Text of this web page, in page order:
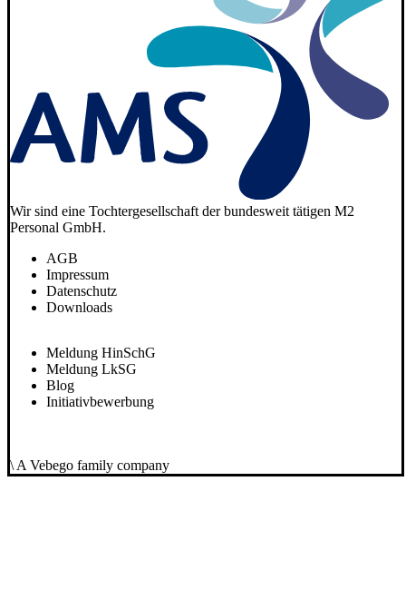
Wir sind eine Tochtergesellschaft der bundesweit tätigen M2
Personal GmbH.
AGB
Impressum
Datenschutz
Downloads
Meldung HinSchG
Meldung LkSG
Blog
Initiativbewerbung
\ A Vebego family company